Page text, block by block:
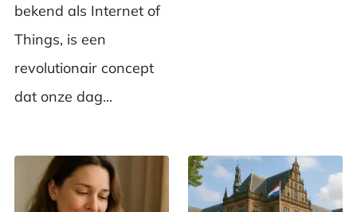
bekend als Internet of
Things, is een
revolutionair concept
dat onze dag...